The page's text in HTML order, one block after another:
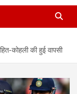
कोहली की हुई वापसी